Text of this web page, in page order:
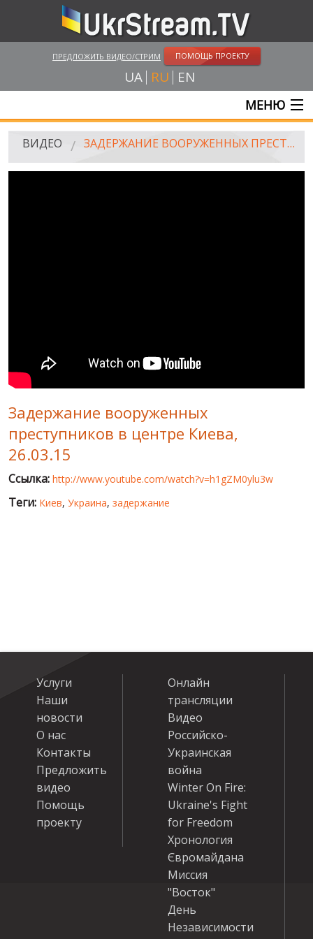
ПРЕДЛОЖИТЬ ВИДЕО/СТРИМ ПОМОЩЬ ПРОЕКТУ
UA RU EN
МЕНЮ
ГЛАВНАЯ
ПУБЛИЧНЫЕ ЛЮДИ
РОССИЙСКО-УКРАИНСКАЯ ВОЙНА
WINTER ON FIRE: UKRAINE'S FIGHT FOR FREEDOM
ХРОНОЛОГИЯ ЄВРОМАЙДАНА
ВИДЕО ЗАДЕРЖАНИЕ ВООРУЖЕННЫХ ПРЕСТУПНИКОВ В ЦЕНТРЕ КИЕВА, 26.03.15
Задержание вооруженных
преступников в центре Киева,
26.03.15
Ссылка: http://www.youtube.com/watch?v=h1gZM0ylu3w
Теги: Киев, Украина, задержание
Услуги
Наши
новости
О нас
Контакты
Предложить
видео
Помощь
проекту
Онлайн
трансляции
Видео
Российско-
Украинская
война
Winter On Fire:
Ukraine's Fight
for Freedom
Хронология
Євромайдана
Миссия
"Восток"
День
Независимости